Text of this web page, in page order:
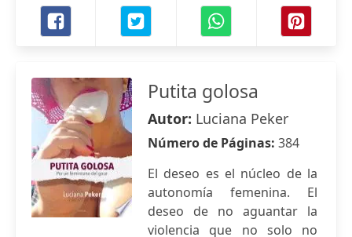
Putita golosa
Autor: Luciana Peker
Número de Páginas: 384
El deseo es el núcleo de la
autonomía femenina. El
deseo de no aguantar la
violencia que no solo no